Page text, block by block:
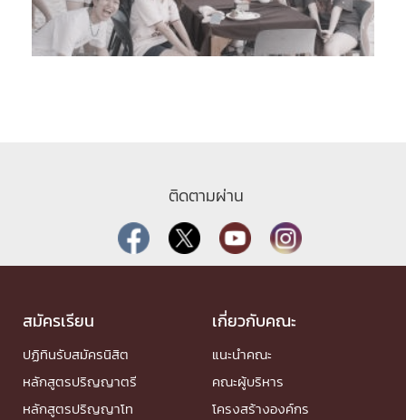
ติดตามผ่าน
สมัครเรียน
ปฏิทินรับสมัครนิสิต
หลักสูตรปริญญาตรี
หลักสูตรปริญญาโท
เกี่ยวกับคณะ
แนะนำคณะ
คณะผู้บริหาร
โครงสร้างองค์กร